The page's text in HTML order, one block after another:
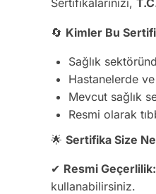
Sertifikalarınızı,
🔄 Kimler Bu
Sağlık
Hastanelerde
Mevcut sağlık
Resmi olarak
🌟 Sertifika Size Ne
✔ Resmi Geçerlilik:
kullanabilirsiniz.